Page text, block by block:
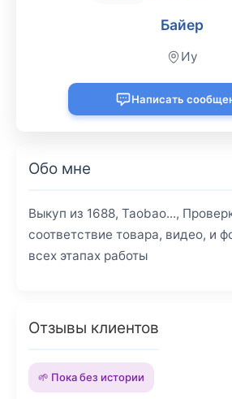
Байер
Иу
Написать
Обо мне
Выкуп из 1688, Taobao...,
соответствие товара, видео, и
всех этапах работы
Отзывы клиентов
🌱 Пока без истории